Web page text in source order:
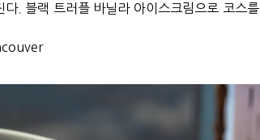
다. 블랙 트러플 바닐라 아이스크림으로 코스를